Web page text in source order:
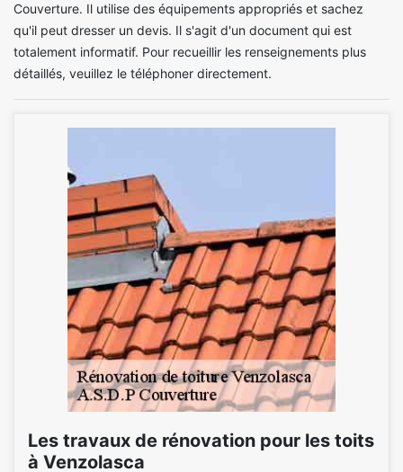
Couverture. Il utilise des équipements appropriés et sachez
qu'il peut dresser un devis. Il s'agit d'un document qui est
totalement informatif. Pour recueillir les renseignements plus
détaillés, veuillez le téléphoner directement.
Les travaux de rénovation pour les toits
à Venzolasca